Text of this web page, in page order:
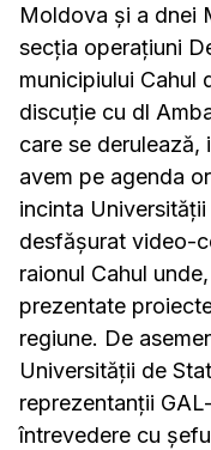
Moldova și a dnei
secţia operaţiuni
municipiului Cahul
discuție cu dl
care se derulează,
avem pe agenda
incinta
desfășurat video-
raionul Cahul
prezentate
regiune. De
Universității de
reprezentanții
întrevedere cu